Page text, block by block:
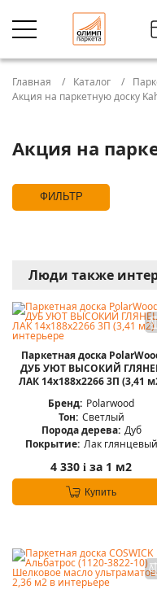
Главная Каталог
Акция на паркетную доску
Акция на
ФИЛЬТР
Люди также
Паркетная доска
ДУБ УЮТ ВЫСОКИЙ
ЛАК 14x188x2266 3П (3,41
Бренд: Polarwood
Тон: Светлый
Порода дерева: Дуб
Покрытие: Лак глянцевый
4 330 i за 1 м2
Купить